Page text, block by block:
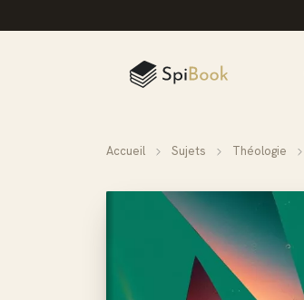
Accueil Sujets Théologie